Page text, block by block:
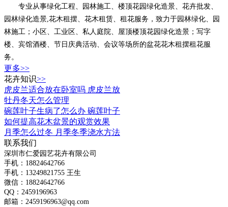
专业从事绿化工程、园林施工、楼顶花园绿化造景、花卉批发、
园林绿化造景,花木租摆、花木租赁、租花服务，致力于园林绿化、园
林施工；小区、工业区、私人庭院、屋顶楼顶花园绿化造景；写字
楼、宾馆酒楼、节日庆典活动、会议等场所的盆花花木租摆租花服
务。
更多>>
花卉知识>>
虎皮兰适合放在卧室吗 虎皮兰放
牡丹冬天怎么管理
碗莲叶子生病了怎么办 碗莲叶子
如何提高花木盆景的观赏效果
月季怎么过冬 月季冬季浇水方法
联系我们
深圳市仁爱园艺花卉有限公司
手机：18824642766
手机： 13249821755 王生
微信：18824642766
QQ：2459196963
邮箱：2459196963@qq.com